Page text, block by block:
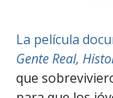
La película
Gente Real,
que